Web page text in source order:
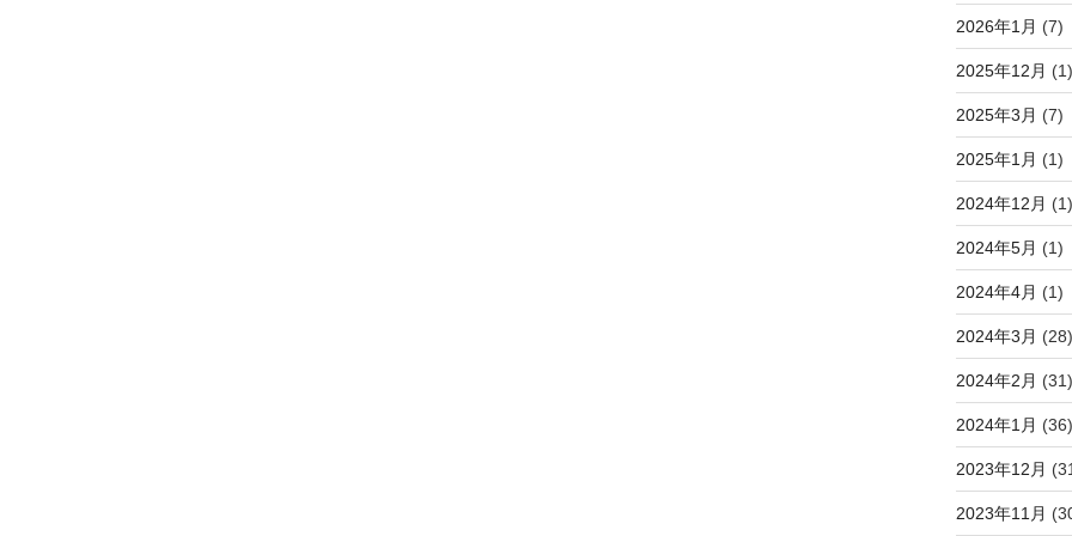
2026年1月 (7)
2025年12月 (1)
2025年3月 (7)
2025年1月 (1)
2024年12月 (1)
2024年5月 (1)
2024年4月 (1)
2024年3月 (28)
2024年2月 (31)
2024年1月 (36)
2023年12月
2023年11月